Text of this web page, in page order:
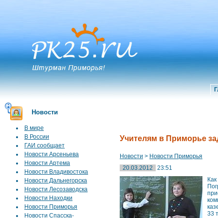
Новости
В мире
В России
ГАИ сообщает
Новости Арсеньева
Новости Артема
Новости Владивостока
Новости Дальнегорска
Новости Лесозаводска
Новости Находки
Новости Приморья
Новости Спасска-
Учителям в Приморье
Новости > Новости Приморья
20.03.2012
23:51
33